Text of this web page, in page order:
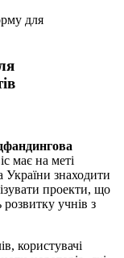
для
має на меті
України знаходити
проекти, що
учнів з
користувачі